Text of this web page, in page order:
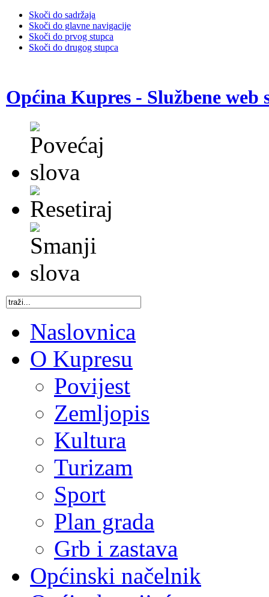
Skoči do sadržaja
Skoči do glavne navigacije
Skoči do prvog stupca
Skoči do drugog stupca
Općina Kupres - Službene web
Naslovnica
O Kupresu
Povijest
Zemljopis
Kultura
Turizam
Sport
Plan grada
Grb i zastava
Općinski načelnik